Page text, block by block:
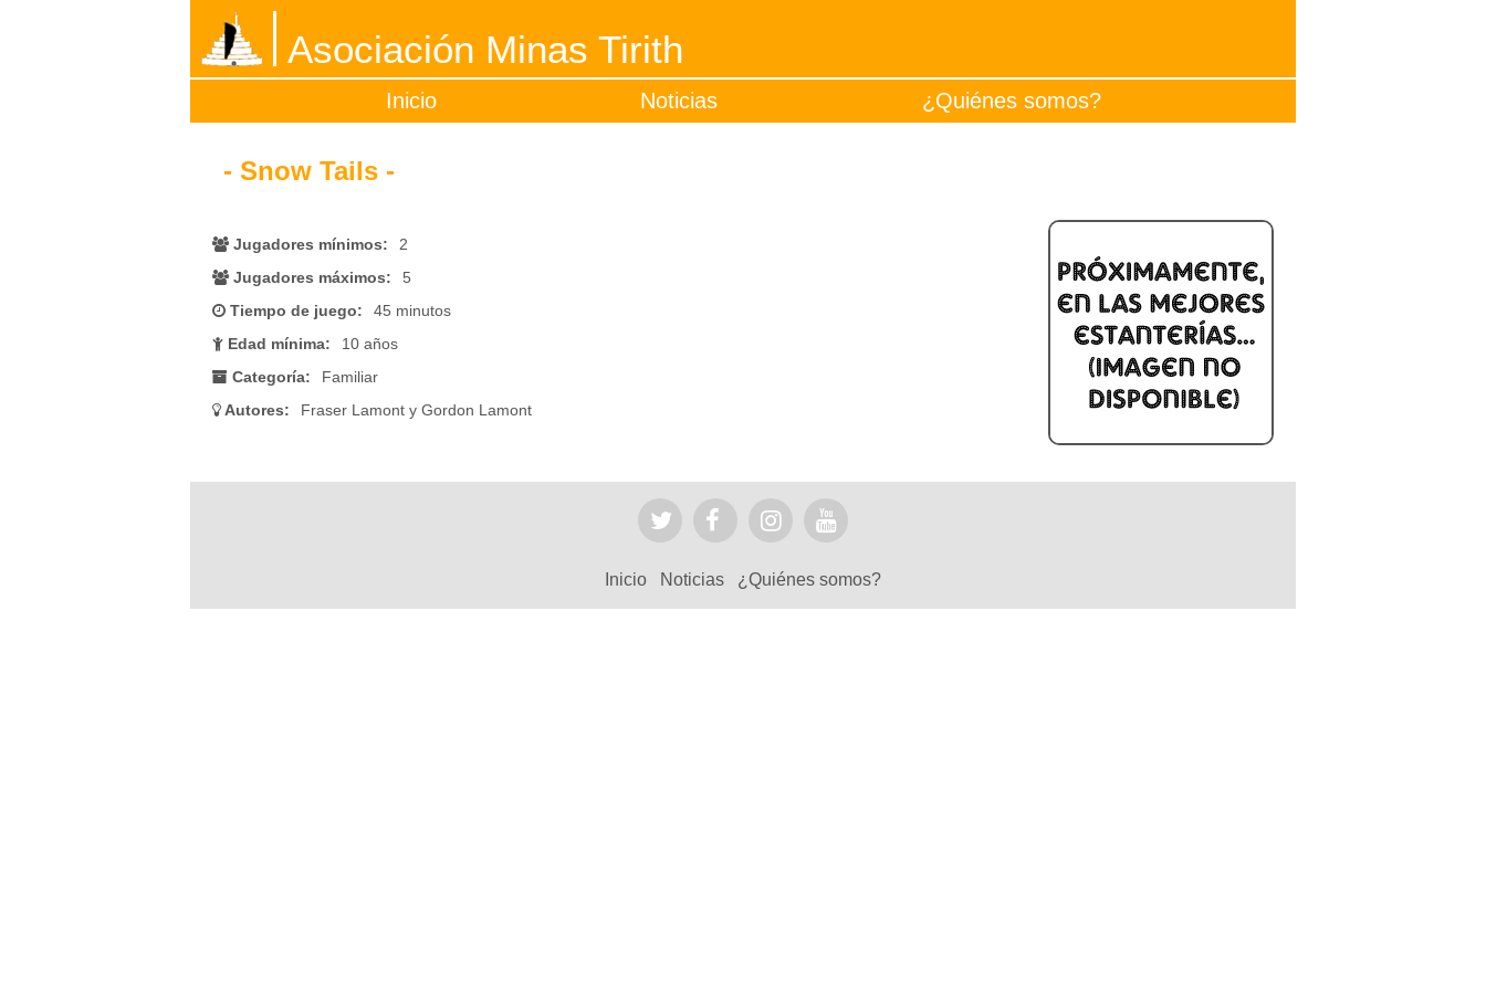
Asociación Minas Tirith
Inicio Noticias ¿Quiénes somos?
- Snow Tails -
Jugadores mínimos:
2
Jugadores máximos:
5
Tiempo de juego:
45 minutos
Edad mínima:
10 años
Categoría:
Familiar
Autores:
Fraser Lamont y Gordon Lamont
Inicio Noticias ¿Quiénes somos?